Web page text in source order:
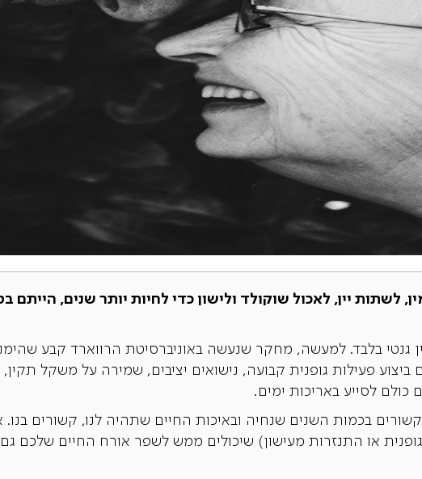
לשתות יין, לאכול שוקולד ולישון כדי לחיות יותר שנים, הייתם
גנטי בלבד. למעשה, מחקר שנעשה באוניברסיטת הרווארד קבע
ביצוע פעילות גופנית קבועה, נישואים יציבים, שמירה על משקל
כולם לסייע באריכות ימים.
בכמות השנים שנחיה ובאיכות החיים שתהיה לנו, קשורים
או התנזרות מעישון) שיכולים ממש לשפר אורח החיים שלכם גם